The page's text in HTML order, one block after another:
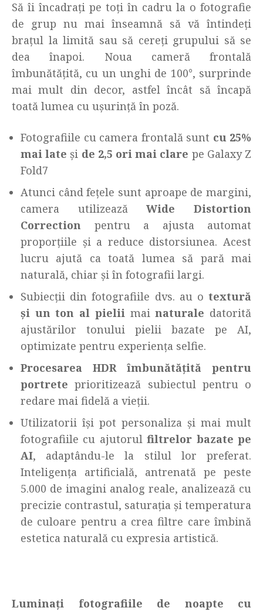
Să îi încadrați pe toți în cadru la o fotografie
de grup nu mai înseamnă să vă întindeți
brațul la limită sau să cereți grupului să se
dea înapoi. Noua cameră frontală
îmbunătățită, cu un unghi de 100°, surprinde
mai mult din decor, astfel încât să încapă
toată lumea cu ușurință în poză.
Fotografiile cu camera frontală sunt cu 25%
mai late și de 2,5 ori mai clare pe Galaxy Z
Fold7
Atunci când fețele sunt aproape de margini,
camera utilizeazăWide Distortion
Correction pentru a ajusta automat
proporțiile și a reduce distorsiunea. Acest
lucru ajută ca toată lumea să pară mai
naturală, chiar și în fotografii largi.
Subiecții din fotografiile dvs. au o textură
și un ton al pielii mainaturale datorită
ajustărilor tonului pielii bazate pe AI,
optimizate pentru experiența selfie.
Procesarea HDR îmbunătățită pentru
portreteprioritizează subiectul pentru o
redare mai fidelă a vieții.
Utilizatorii își pot personaliza și mai mult
fotografiile cu ajutorulfiltrelor bazate pe
AI, adaptându-le la stilul lor preferat.
Inteligența artificială, antrenată pe peste
5.000 de imagini analog reale, analizează cu
precizie contrastul, saturația și temperatura
de culoare pentru a crea filtre care îmbină
estetica naturală cu expresia artistică.
Luminați fotografiile de noapte cu